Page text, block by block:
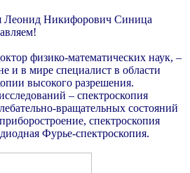
Леонид Никифорович Синица
физико-математических наук, –
и в мире специалист в области
высокого разрешения.
– спектроскопия
вращательных состояний
спектроскопия
Фурье-спектроскопия.